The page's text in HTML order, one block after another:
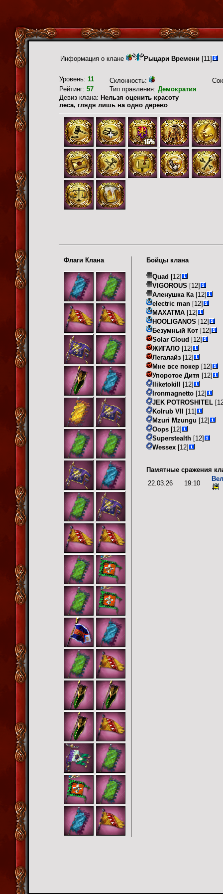
Информация о клане Рыцари Времени [11]
Уровень: 11 Склонность:
Рейтинг: 57 Тип правления: Демократия
Девиз клана: Нельзя оценить красоту
леса, глядя лишь на одно дерево
Флаги Клана Бойцы клана
Quad [12]
VIGOROUS [12]
Аленушка Ка [12]
electric man [12]
МАХАТМА [12]
HOOLIGANOS [12]
Безумный Кот [12]
Solar Cloud [12]
ЖИГАЛО [12]
Легалайз [12]
Мне все покер [12]
Упоротое Дитя [12]
Iliketokill [12]
Ironmagnetto [12]
JEK POTROSHITEL
Kolrub VII [11]
Mzuri Mzungu [12]
Oops [12]
Superstealth [12]
Wessex [12]
Памятные сражения
22.03.26
19:10